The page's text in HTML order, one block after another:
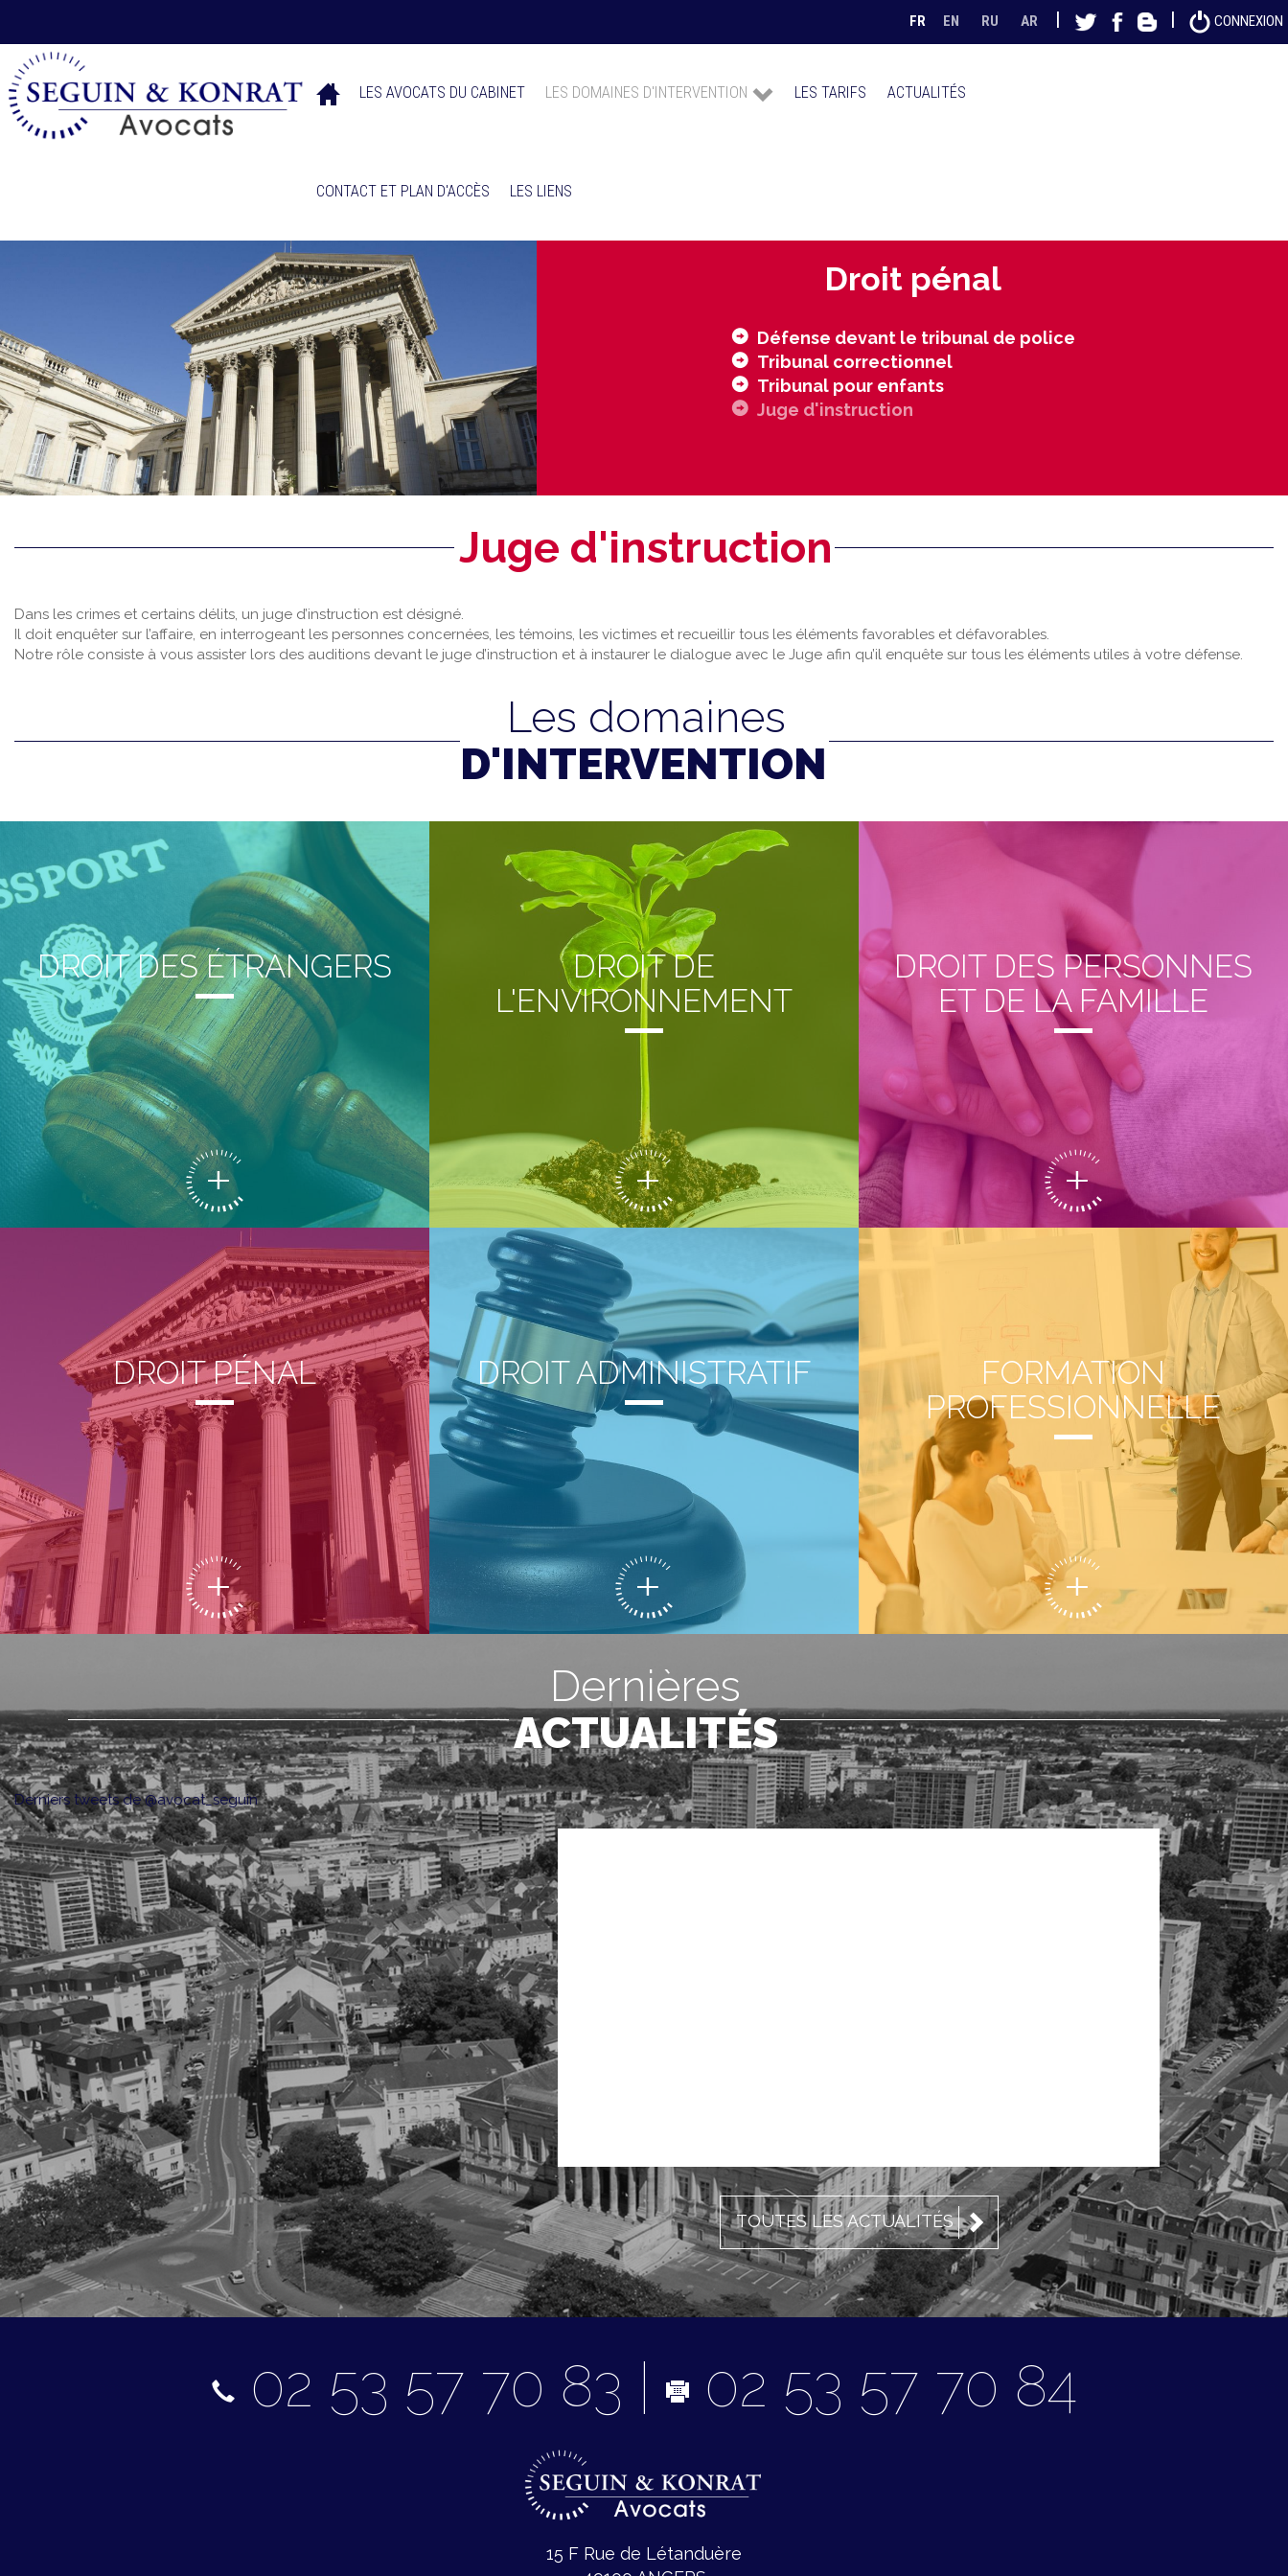
FR EN RU AR | | CONNEXION
LES AVOCATS DU CABINET LES DOMAINES D'INTERVENTION LES TARIFS ACTUALITÉS
CONTACT ET PLAN D'ACCÈS LES LIENS
Droit pénal
Défense devant le tribunal de police
Tribunal correctionnel
Tribunal pour enfants
Juge d'instruction
Juge d'instruction
Dans les crimes et certains délits, un juge d’instruction est désigné.
Il doit enquêter sur l’affaire, en interrogeant les personnes concernées, les témoins, les victimes et recueillir tous les éléments favorables et défavorables.
Notre rôle consiste à vous assister lors des auditions devant le juge d’instruction et à instaurer le dialogue avec le Juge afin qu’il enquête sur tous les éléments utiles à votre défense.
Les domaines
D'INTERVENTION
DROIT DES ÉTRANGERS
DROIT DE
L'ENVIRONNEMENT
DROIT DES PERSONNES
ET DE LA FAMILLE
DROIT PÉNAL DROIT ADMINISTRATIF
FORMATION
PROFESSIONNELLE
Dernières
ACTUALITÉS
Derniers tweets de @avocat_seguin
TOUTES LES ACTUALITÉS
02 53 57 70 83 | 02 53 57 70 84
15 F Rue de Létanduère